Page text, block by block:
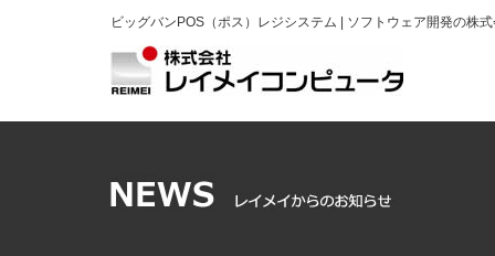
ビッグバンPOS（ポス）レジシステム | ソフトウェア開発の株